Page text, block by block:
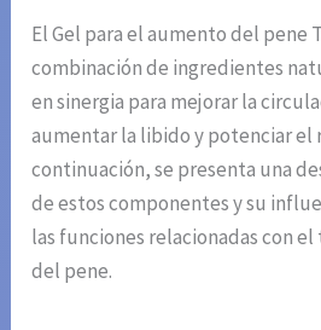
El Gel para el aumento del pene
combinación de ingredientes
en sinergia para mejorar la
aumentar la libido y potenciar el
continuación, se presenta una
de estos componentes y su
las funciones relacionadas con
del pene.